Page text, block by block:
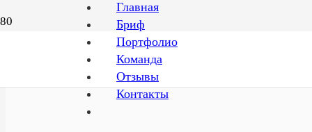
Главная
Бриф
Портфолио
Команда
Отзывы
Контакты
Правовые документы >